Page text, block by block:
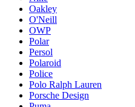
Oakley
O'Neill
OWP
Polar
Persol
Polaroid
Police
Polo Ralph Lauren
Porsche Design